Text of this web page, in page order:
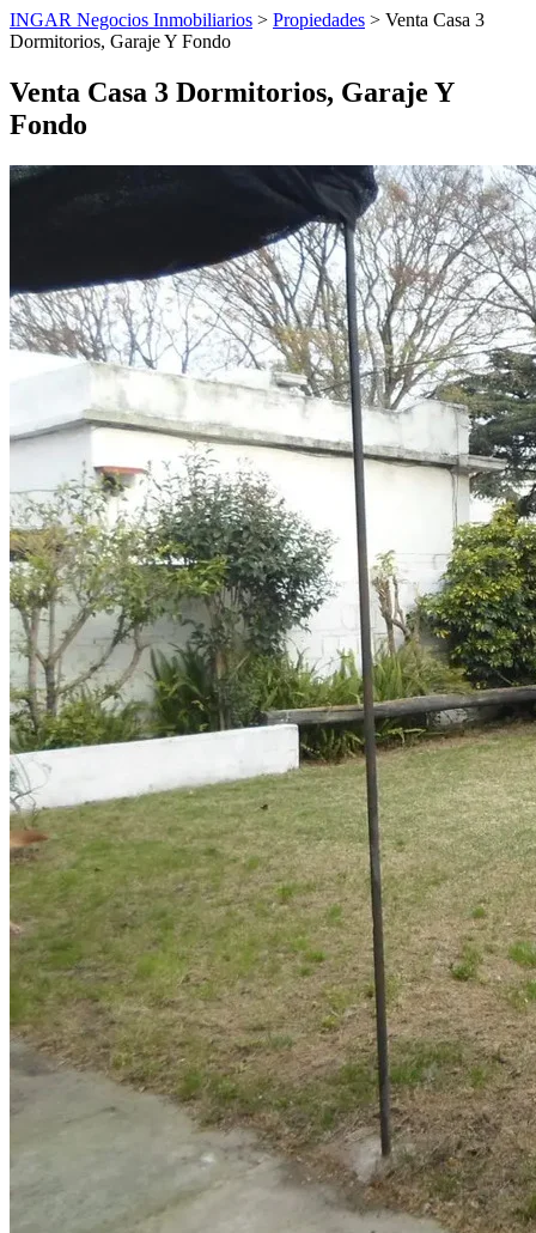
INGAR Negocios Inmobiliarios > Propiedades > Venta Casa 3
Dormitorios, Garaje Y Fondo
Venta Casa 3 Dormitorios, Garaje Y
Fondo